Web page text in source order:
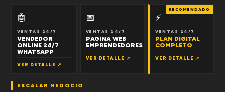
🤖
VENTAS 24/7
VENDEDOR
ONLINE 24/7
WHATSAPP
VER DETALLE ↗
📅
VENTAS 24/7
PAGINA WEB
EMPRENDEDORES
VER DETALLE ↗
RECOMENDADO
⚡
VENTAS 24/7
PLAN DIGITAL
COMPLETO
VER DETALLE ↗
ESCALAR NEGOCIO